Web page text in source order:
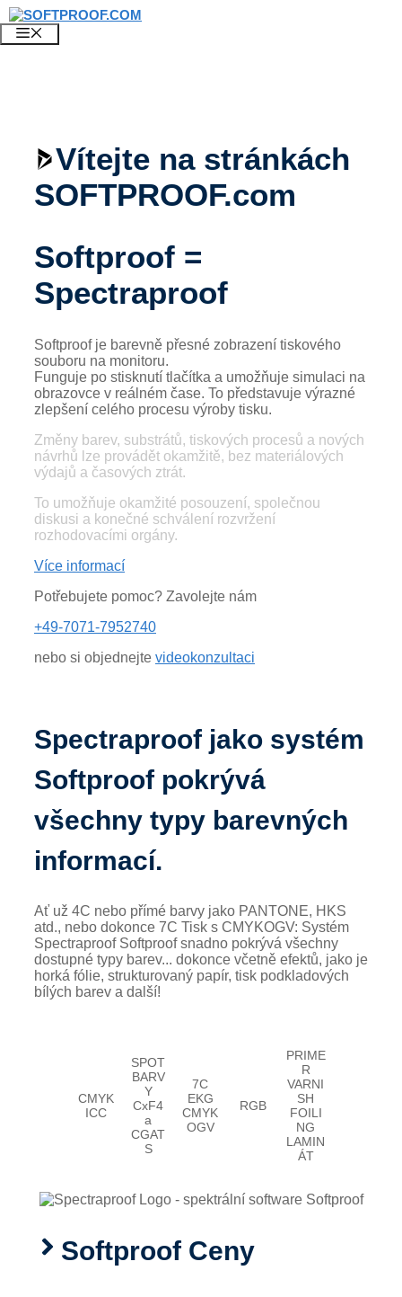
Přeskočit
na
obsah
Vítejte na stránkách
SOFTPROOF.com
Softproof =
Spectraproof
Softproof je barevně přesné zobrazení tiskového
souboru na monitoru.
Funguje po stisknutí tlačítka a umožňuje simulaci na
obrazovce v reálném čase. To představuje výrazné
zlepšení celého procesu výroby tisku.
Změny barev, substrátů, tiskových procesů a nových
návrhů lze provádět okamžitě, bez materiálových
výdajů a časových ztrát.
To umožňuje okamžité posouzení, společnou
diskusi a konečné schválení rozvržení
rozhodovacími orgány.
Více informací
Potřebujete pomoc? Zavolejte nám
+49-7071-7952740
nebo si objednejte videokonzultaci
Spectraproof jako systém
Softproof pokrývá
všechny typy barevných
informací.
Ať už 4C nebo přímé barvy jako PANTONE, HKS
atd., nebo dokonce 7C Tisk s CMYKOGV: Systém
Spectraproof Softproof snadno pokrývá všechny
dostupné typy barev... dokonce včetně efektů, jako je
horká fólie, strukturovaný papír, tisk podkladových
bílých barev a další!
CMYK
ICC
SPOT
BARV
Y
CxF4
a
CGAT
S
7C
EKG
CMYK
OGV
RGB
PRIME
R
VARNI
SH
FOILI
NG
LAMIN
ÁT
Softproof Ceny